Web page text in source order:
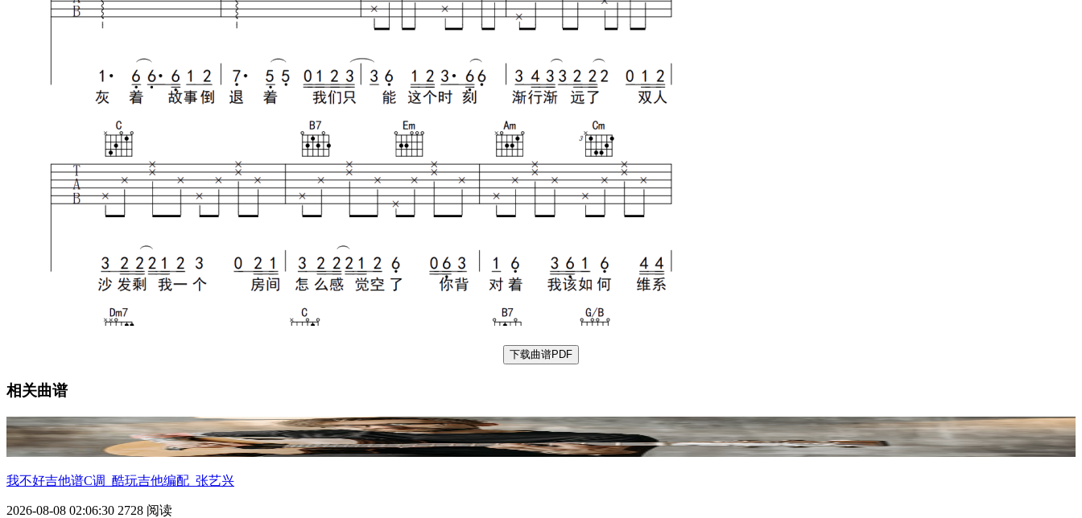
下载曲谱PDF
相关曲谱
我不好吉他谱C调_酷玩吉他编配_张艺兴
2026-08-08 02:06:30 2728 阅读